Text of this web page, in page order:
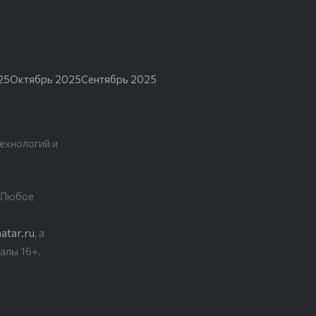
Октябрь 2025Сентябрь 2025
и
Любое
, а
16+.